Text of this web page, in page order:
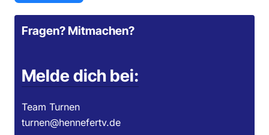
Fragen? Mitmachen?
Melde dich bei:
Team Turnen
turnen@hennefertv.de